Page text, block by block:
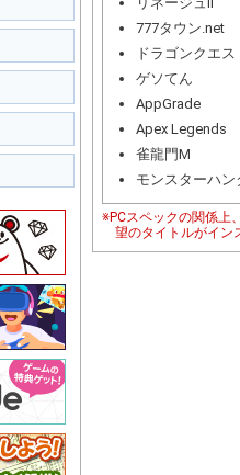
777タウン.net
ドラゴンクエス
ゲソてん
AppGrade
Apex Legends
雀龍門M
モンスターハ
※PCスペックの関係上
望のタイトルがイン